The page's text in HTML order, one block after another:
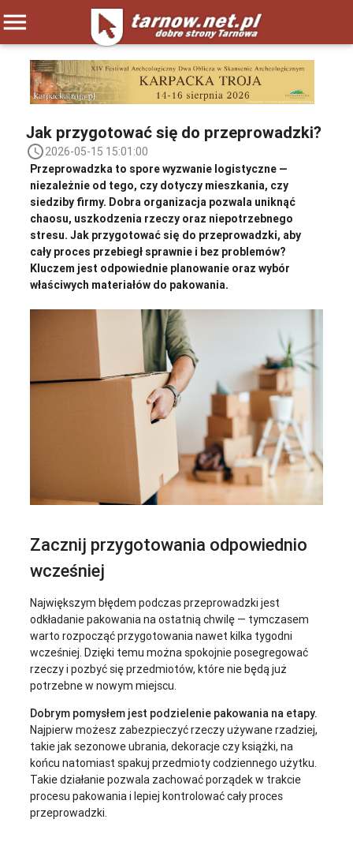
menu
Jak przygotować się do przeprowadzki?
access_time2026-05-15 15:01:00
Przeprowadzka to spore wyzwanie logistyczne —
niezależnie od tego, czy dotyczy mieszkania, czy
siedziby firmy. Dobra organizacja pozwala uniknąć
chaosu, uszkodzenia rzeczy oraz niepotrzebnego
stresu. Jak przygotować się do przeprowadzki, aby
cały proces przebiegł sprawnie i bez problemów?
Kluczem jest odpowiednie planowanie oraz wybór
właściwych materiałów do pakowania.
Zacznij przygotowania odpowiednio
wcześniej
Największym błędem podczas przeprowadzki jest
odkładanie pakowania na ostatnią chwilę — tymczasem
warto rozpocząć przygotowania nawet kilka tygodni
wcześniej. Dzięki temu można spokojnie posegregować
rzeczy i pozbyć się przedmiotów, które nie będą już
potrzebne w nowym miejscu.
Dobrym pomysłem jest podzielenie pakowania na etapy.
Najpierw możesz zabezpieczyć rzeczy używane rzadziej,
takie jak sezonowe ubrania, dekoracje czy książki, na
końcu natomiast spakuj przedmioty codziennego użytku.
Takie działanie pozwala zachować porządek w trakcie
procesu pakowania i lepiej kontrolować cały proces
przeprowadzki.